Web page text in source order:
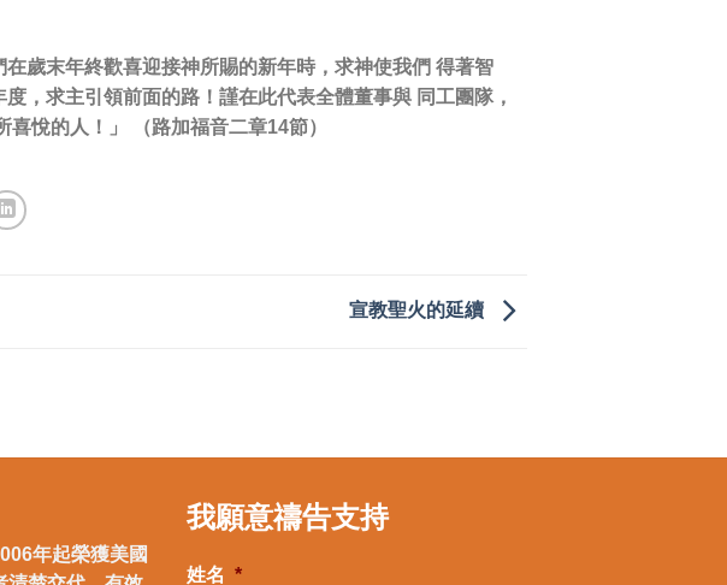
歲末年終歡喜迎接神所賜的新年時，求神使我們 得著智
，求主引領前面的路！謹在此代表全體董事與 同工團隊，
悅的人！」 （路加福音二章14節）
宣教聖火的延續
年起榮獲美國
我願意禱告支持
姓名 *